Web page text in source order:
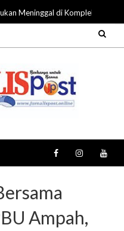
Meninggal di Komplek Pasar
Ampah,